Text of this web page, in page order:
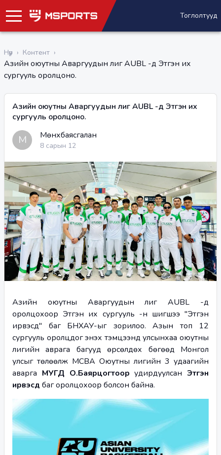
Тоглолтууд
Нүүр › Контент ›
Азийн оюутны Аваргуудын лиг AUBL -д Этүгэн их
сургууль оролцоно.
Азийн оюутны Аваргуудын лиг AUBL -д Этүгэн их
сургууль оролцоно.
М Мөнхбаясгалан
8 сарын 12
Азийн оюутны Аваргуудын лиг AUBL -д
оролцохоор Этүгэн их сургууль -н шигшээ "Этүгэн
ирвэсүүд" баг БНХАУ-ыг зорилоо. Азын топ 12
сургууль оролцдог энэхүү тэмцээнд улсынхаа оюутны
лигийн аврага багууд өрсөлдөх бөгөөд Монгол
улсыг төлөөлж MCBA Оюутны лигийн 3 удаагийн
аварга МУГД О.Баярцогтоор удирдуулсан Этүгэн
ирвэсүүд баг оролцохоор болсон байна.